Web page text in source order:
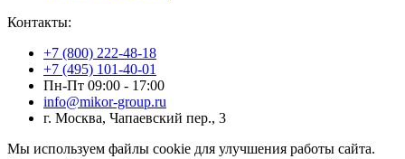
Контакты:
+7 (800) 222-48-18
+7 (495) 101-40-01
Пн-Пт 09:00 - 17:00
info@mikor-group.ru
г. Москва, Чапаевский пер., 3
Мы используем файлы cookie для улучшения работы сайта.